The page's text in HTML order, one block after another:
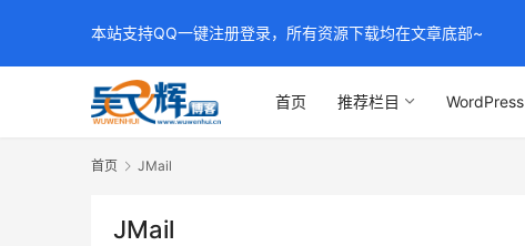
首页 推荐栏目 WordPress
首页 JMail
JMail
本站支持QQ一键注册登录，所有资源下载均在文章底部~